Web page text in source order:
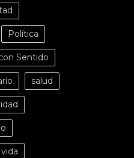
Política
Sentido
salud
vida